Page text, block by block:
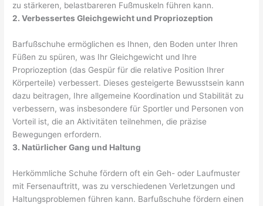
zu stärkeren, belastbareren Fußmuskeln führen kann.
2. Verbessertes Gleichgewicht und Propriozeption
Barfußschuhe ermöglichen es Ihnen, den Boden unter Ihren
Füßen zu spüren, was Ihr Gleichgewicht und Ihre
Propriozeption (das Gespür für die relative Position Ihrer
Körperteile) verbessert. Dieses gesteigerte Bewusstsein kann
dazu beitragen, Ihre allgemeine Koordination und Stabilität zu
verbessern, was insbesondere für Sportler und Personen von
Vorteil ist, die an Aktivitäten teilnehmen, die präzise
Bewegungen erfordern.
3. Natürlicher Gang und Haltung
Herkömmliche Schuhe fördern oft ein Geh- oder Laufmuster
mit Fersenauftritt, was zu verschiedenen Verletzungen und
Haltungsproblemen führen kann. Barfußschuhe fördern einen